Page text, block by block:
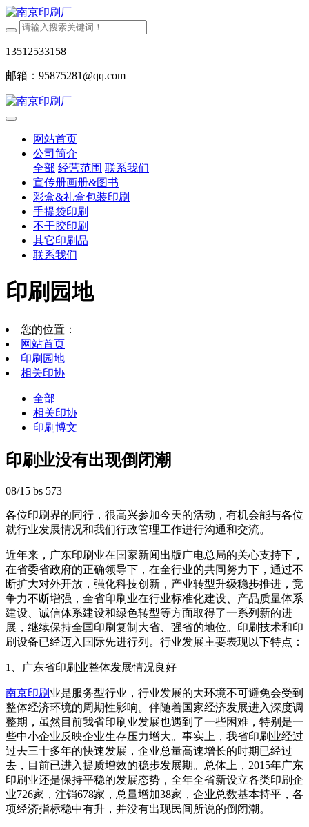
13512533158
邮箱：95875281@qq.com
网站首页
公司简介
全部 经营范围 联系我们
宣传册画册&图书
彩盒&礼盒包装印刷
手提袋印刷
不干胶印刷
其它印刷品
联系我们
印刷园地
您的位置：
网站首页
印刷园地
相关印协
全部
相关印协
印刷博文
印刷业没有出现倒闭潮
08/15 bs 573
各位印刷界的同行，很高兴参加今天的活动，有机会能与各位
就行业发展情况和我们行政管理工作进行沟通和交流。
近年来，广东印刷业在国家新闻出版广电总局的关心支持下，
在省委省政府的正确领导下，在全行业的共同努力下，通过不
断扩大对外开放，强化科技创新，产业转型升级稳步推进，竞
争力不断增强，全省印刷业在行业标准化建设、产品质量体系
建设、诚信体系建设和绿色转型等方面取得了一系列新的进
展，继续保持全国印刷复制大省、强省的地位。印刷技术和印
刷设备已经迈入国际先进行列。行业发展主要表现以下特点：
1、广东省印刷业整体发展情况良好
南京印刷 业是服务型行业，行业发展的大环境不可避免会受到
整体经济环境的周期性影响。伴随着国家经济发展进入深度调
整期，虽然目前我省印刷业发展也遇到了一些困难，特别是一
些中小企业反映企业生存压力增大。事实上，我省印刷业经过
过去三十多年的快速发展，企业总量高速增长的时期已经过
去，目前已进入提质增效的稳步发展期。总体上，2015年广东
印刷业还是保持平稳的发展态势，全年全省新设立各类印刷企
业726家，注销678家，总量增加38家，企业总数基本持平，各
项经济指标稳中有升，并没有出现民间所说的倒闭潮。